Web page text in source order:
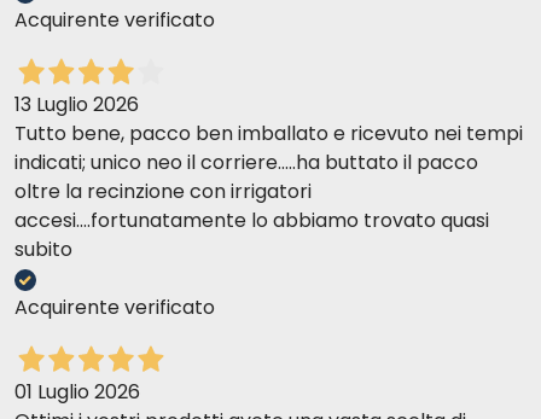
Acquirente verificato
13 Luglio 2026
Tutto bene, pacco ben imballato e ricevuto nei tempi
indicati; unico neo il corriere.....ha buttato il pacco
oltre la recinzione con irrigatori
accesi....fortunatamente lo abbiamo trovato quasi
subito
Acquirente verificato
01 Luglio 2026